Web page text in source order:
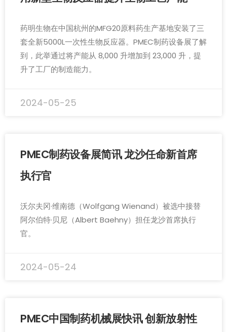
药明生物在中国杭州的MFG20原料药生产基地安装了三
套全新5000L一次性生物反应器。PMEC制药设备展了解
到，此举通过将产能从 8,000 升增加到 23,000 升，提
升了工厂的制造能力。
2024-05-25
PMEC制药设备展简讯 龙沙任命新首席
执行官
沃尔夫冈·维南德（Wolfgang Wienand）被选中接替
阿尔伯特·贝尼（Albert Baehny）担任龙沙首席执行
官。
2024-05-24
PMEC中国制药机械展快讯 创新放射性